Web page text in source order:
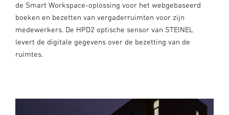
de Smart Workspace-oplossing voor het webgebaseerd
boeken en bezetten van vergaderruimten voor zijn
medewerkers. De HPD2 optische sensor van STEINEL
levert de digitale gegevens over de bezetting van de
ruimtes.